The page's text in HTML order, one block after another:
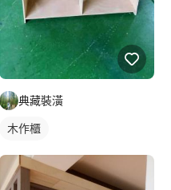
典藏裝潢
木作櫃